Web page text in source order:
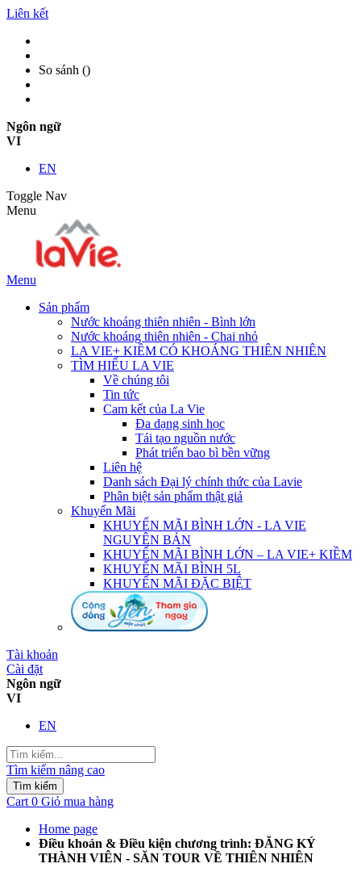
Liên kết
So sánh ()
Ngôn ngữ
VI
EN
Toggle Nav
Menu
Menu
Sản phẩm
Nước khoáng thiên nhiên - Bình lớn
Nước khoáng thiên nhiên - Chai nhỏ
LA VIE+ KIỀM CÓ KHOÁNG THIÊN NHIÊN
TÌM HIỂU LA VIE
Về chúng tôi
Tin tức
Cam kết của La Vie
Đa dạng sinh học
Tái tạo nguồn nước
Phát triển bao bì bền vững
Liên hệ
Danh sách Đại lý chính thức của Lavie
Phân biệt sản phẩm thật giả
Khuyến Mãi
KHUYẾN MÃI BÌNH LỚN - LA VIE
NGUYÊN BẢN
KHUYẾN MÃI BÌNH LỚN – LA VIE+ KIỀM
KHUYẾN MÃI BÌNH 5L
KHUYẾN MÃI ĐẶC BIỆT
Tài khoản
Cài đặt
Ngôn ngữ
VI
EN
Tìm kiếm nâng cao
Tìm kiếm
Cart 0 Giỏ mua hàng
Home page
Điều khoản & Điều kiện chương trình: ĐĂNG KÝ
THÀNH VIÊN - SĂN TOUR VỀ THIÊN NHIÊN